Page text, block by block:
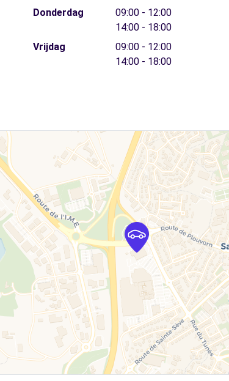
Donderdag
09:00 - 12:00
14:00 - 18:00
Vrijdag
09:00 - 12:00
14:00 - 18:00